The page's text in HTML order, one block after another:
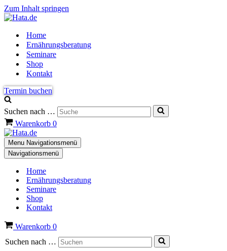
Zum Inhalt springen
Home
Ernährungsberatung
Seminare
Shop
Kontakt
Termin buchen
Suchen nach …
Warenkorb 0
Menu Navigationsmenü
Navigationsmenü
Home
Ernährungsberatung
Seminare
Shop
Kontakt
Warenkorb 0
Suchen nach …